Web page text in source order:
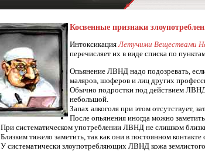
Косвенные признаки
ИнтоксикацияЛетучими Веществами
перечисляет их в виде списка по
Опьянение ЛВНД надо подозревать,
маляров, шоферов и лиц других
Обычно подростки под действием ЛВНД
небольшой.
Запах алкоголя при этом отсутствует,
После опьянения иногда можно
При систематическом употреблении ЛВНД не слишком
Близким тяжело заметить, так как они в постоянном
У систематически злоупотребляющих ЛВНД кожа